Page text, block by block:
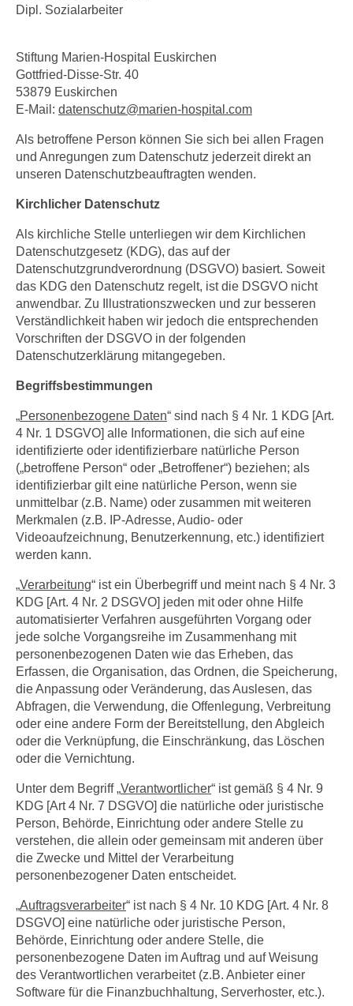
Dipl. Sozialarbeiter
Stiftung Marien-Hospital Euskirchen
Gottfried-Disse-Str. 40
53879 Euskirchen
E-Mail: datenschutz@marien-hospital.com
Als betroffene Person können Sie sich bei allen Fragen
und Anregungen zum Datenschutz jederzeit direkt an
unseren Datenschutzbeauftragten wenden.
Kirchlicher Datenschutz
Als kirchliche Stelle unterliegen wir dem Kirchlichen
Datenschutzgesetz (KDG), das auf der
Datenschutzgrundverordnung (DSGVO) basiert. Soweit
das KDG den Datenschutz regelt, ist die DSGVO nicht
anwendbar. Zu Illustrationszwecken und zur besseren
Verständlichkeit haben wir jedoch die entsprechenden
Vorschriften der DSGVO in der folgenden
Datenschutzerklärung mitangegeben.
Begriffsbestimmungen
„Personenbezogene Daten“ sind nach § 4 Nr. 1 KDG [Art.
4 Nr. 1 DSGVO] alle Informationen, die sich auf eine
identifizierte oder identifizierbare natürliche Person
(„betroffene Person“ oder „Betroffener“) beziehen; als
identifizierbar gilt eine natürliche Person, wenn sie
unmittelbar (z.B. Name) oder zusammen mit weiteren
Merkmalen (z.B. IP-Adresse, Audio- oder
Videoaufzeichnung, Benutzerkennung, etc.) identifiziert
werden kann.
„Verarbeitung“ ist ein Überbegriff und meint nach § 4 Nr. 3
KDG [Art. 4 Nr. 2 DSGVO] jeden mit oder ohne Hilfe
automatisierter Verfahren ausgeführten Vorgang oder
jede solche Vorgangsreihe im Zusammenhang mit
personenbezogenen Daten wie das Erheben, das
Erfassen, die Organisation, das Ordnen, die Speicherung,
die Anpassung oder Veränderung, das Auslesen, das
Abfragen, die Verwendung, die Offenlegung, Verbreitung
oder eine andere Form der Bereitstellung, den Abgleich
oder die Verknüpfung, die Einschränkung, das Löschen
oder die Vernichtung.
Unter dem Begriff „Verantwortlicher“ ist gemäß § 4 Nr. 9
KDG [Art 4 Nr. 7 DSGVO] die natürliche oder juristische
Person, Behörde, Einrichtung oder andere Stelle zu
verstehen, die allein oder gemeinsam mit anderen über
die Zwecke und Mittel der Verarbeitung
personenbezogener Daten entscheidet.
„Auftragsverarbeiter“ ist nach § 4 Nr. 10 KDG [Art. 4 Nr. 8
DSGVO] eine natürliche oder juristische Person,
Behörde, Einrichtung oder andere Stelle, die
personenbezogene Daten im Auftrag und auf Weisung
des Verantwortlichen verarbeitet (z.B. Anbieter einer
Software für die Finanzbuchhaltung, Serverhoster, etc.).